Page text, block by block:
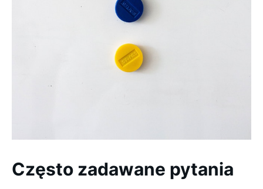
Często zadawane pytania